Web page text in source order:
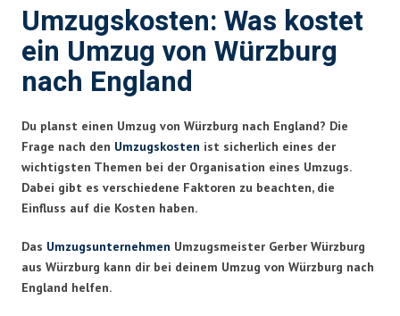
Umzugskosten: Was kostet
ein Umzug von Würzburg
nach England
Du planst einen Umzug von Würzburg nach England? Die
Frage nach den Umzugskosten ist sicherlich eines der
wichtigsten Themen bei der Organisation eines Umzugs.
Dabei gibt es verschiedene Faktoren zu beachten, die
Einfluss auf die Kosten haben.
Das Umzugsunternehmen Umzugsmeister Gerber Würzburg
aus Würzburg kann dir bei deinem Umzug von Würzburg nach
England helfen.